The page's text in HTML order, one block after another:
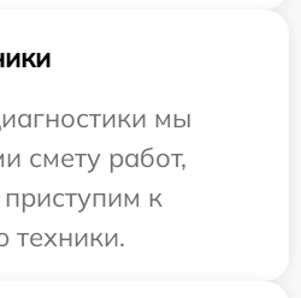
мы
смету работ,
к
техники.